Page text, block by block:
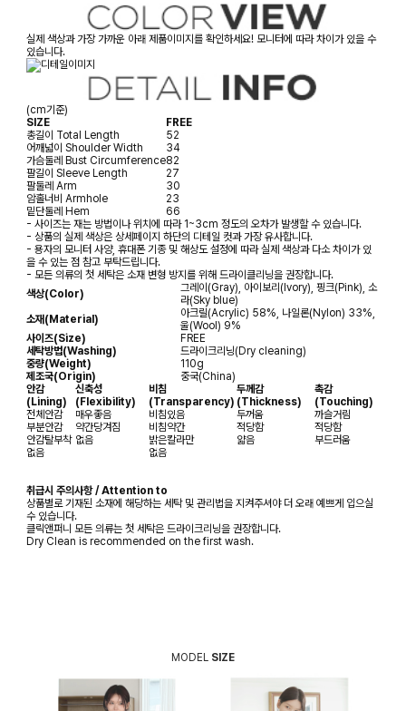
실제 색상과 가장 가까운 아래 제품이미지를 확인하세요! 모니터에 따라 차이가 있을 수
있습니다.
(cm기준)
SIZE
FREE
총길이 Total Length
52
어깨넓이 Shoulder Width
34
가슴둘레 Bust Circumference82
팔길이 Sleeve Length
27
팔둘레 Arm
30
암홀너비 Armhole
23
밑단둘레 Hem
66
- 사이즈는 재는 방법이나 위치에 따라 1~3cm 정도의 오차가 발생할 수 있습니다.
- 상품의 실제 색상은 상세페이지 하단의 디테일 컷과 가장 유사합니다.
- 용자의 모니터 사양, 휴대폰 기종 및 해상도 설정에 따라 실제 색상과 다소 차이가 있
을 수 있는 점 참고 부탁드립니다.
- 모든 의류의 첫 세탁은 소재 변형 방지를 위해 드라이클리닝을 권장합니다.
색상(Color)
그레이(Gray), 아이보리(Ivory), 핑크(Pink), 소
라(Sky blue)
소재(Material)
아크릴(Acrylic) 58%, 나일론(Nylon) 33%,
울(Wool) 9%
사이즈(Size)
FREE
세탁방법(Washing)
드라이크리닝(Dry cleaning)
중량(Weight)
110g
제조국(Origin)
중국(China)
안감
(Lining)
신축성
(Flexibility)
비침
(Transparency)
두께감
(Thickness)
촉감
(Touching)
전체안감
매우좋음 비침있음 두꺼움
까슬거림
부분안감
약간당겨짐 비침약간 적당함
적당함
안감탈부착 없음 밝은칼라만 얇음
부드러움
없음
없음
취급시 주의사항 / Attention to
상품별로 기재된 소재에 해당하는 세탁 및 관리법을 지켜주셔야 더 오래 예쁘게 입으실
수 있습니다.
클릭앤퍼니 모든 의류는 첫 세탁은 드라이크리닝을 권장합니다.
Dry Clean is recommended on the first wash.
MODEL SIZE